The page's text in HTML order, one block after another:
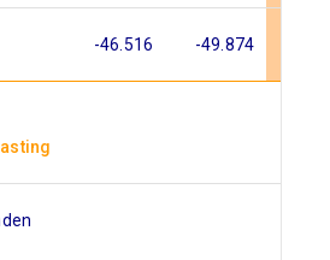
-46.516 -49.874